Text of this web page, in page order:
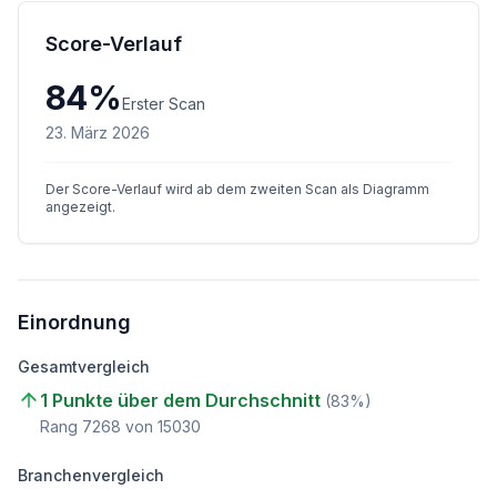
Score-Verlauf
84%Erster Scan
23. März 2026
Der Score-Verlauf wird ab dem zweiten Scan als Diagramm
angezeigt.
Einordnung
Gesamtvergleich
1 Punkte über dem Durchschnitt (83%)
Rang 7268 von 15030
Branchenvergleich